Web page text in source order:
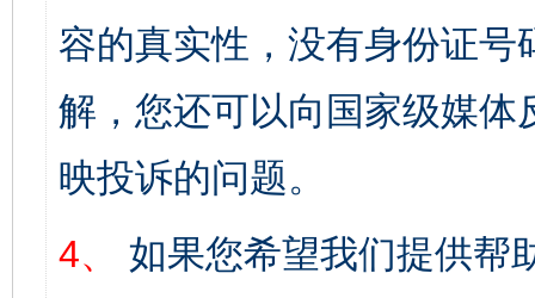
容的真实性，没有身份证
解，您还可以向国家级媒
映投诉的问题。
4、
如果您希望我们提供帮